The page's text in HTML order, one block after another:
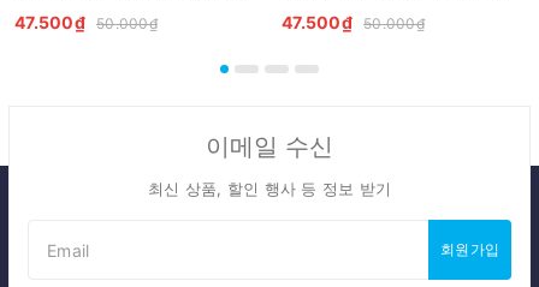
47.500₫ 50.000₫ 47.500₫ 50.000₫
이메일 수신
최신 상품, 할인 행사 등 정보 받기
회원가입